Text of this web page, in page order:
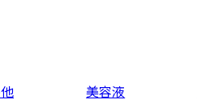
美容液